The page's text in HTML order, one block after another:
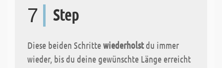
7 Step
Diese beiden Schrittewiederholstdu immer
wieder, bis du deine gewünschte Länge erreicht